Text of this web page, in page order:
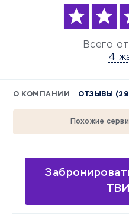
Всего
4
О КОМПАНИИ ОТЗЫВЫ
Похожие